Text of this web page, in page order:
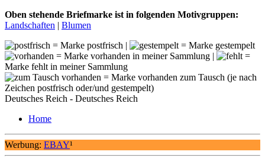
Oben stehende Briefmarke ist in folgenden Motivgruppen:
Landschaften | Blumen
= Marke postfrisch |
= Marke gestempelt
= Marke vorhanden in meiner Sammlung |
=
Marke fehlt in meiner Sammlung
= Marke vorhanden zum Tausch (je nach
Zeichen postfrisch oder/und gestempelt)
Deutsches Reich - Deutsches Reich
Home
Werbung: EBAY¹